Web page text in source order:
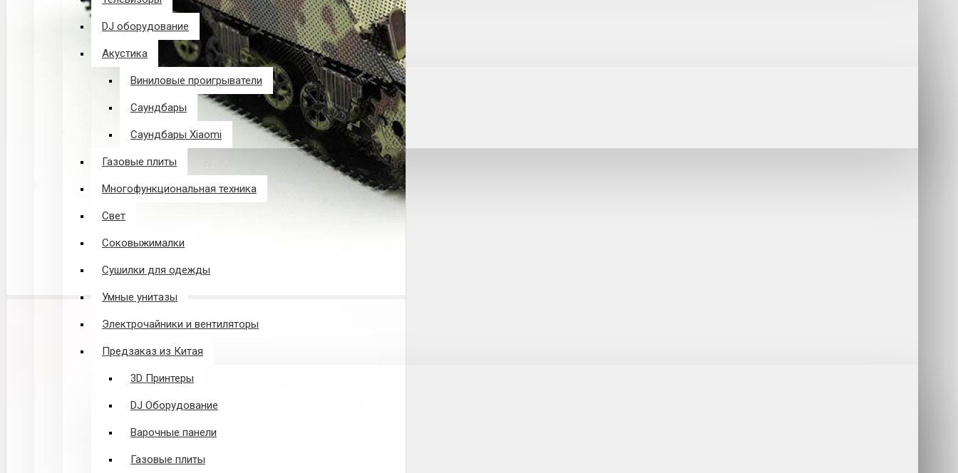
DJ оборудование
Акустика
Виниловые проигрыватели
Саундбары
Саундбары Xiaomi
Газовые плиты
Многофункциональная техника
Свет
Соковыжималки
Сушилки для одежды
Умные унитазы
Электрочайники и вентиляторы
Предзаказ из Китая
3D Принтеры
DJ Оборудование
Варочные панели
Газовые плиты